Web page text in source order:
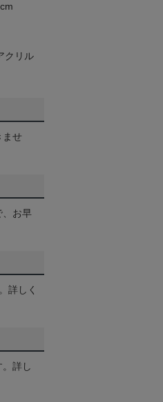
クリル
ませ
、お早
詳しく
詳し